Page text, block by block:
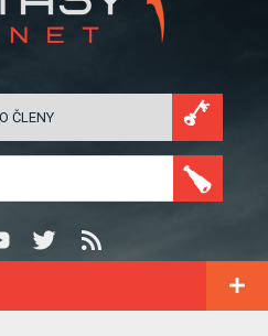
ČLENY